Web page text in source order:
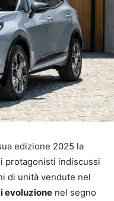
edizione 2025 la
protagonisti indiscussi
di unità vendute nel
evoluzione nel segno